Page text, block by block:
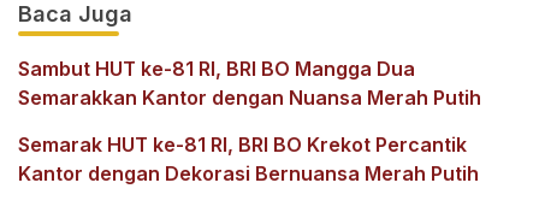
Baca Juga
Sambut HUT ke-81 RI, BRI BO Mangga Dua
Semarakkan Kantor dengan Nuansa Merah Putih
Semarak HUT ke-81 RI, BRI BO Krekot Percantik
Kantor dengan Dekorasi Bernuansa Merah Putih